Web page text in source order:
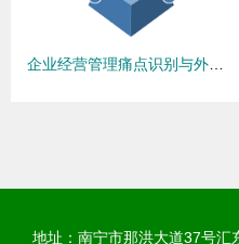
地址：南宁市那洪大道37号